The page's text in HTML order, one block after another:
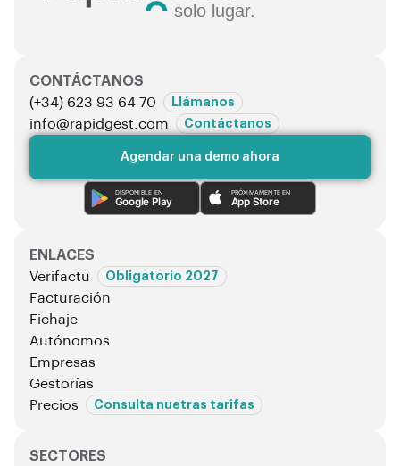
solo lugar.
CONTÁCTANOS
(+34) 623 93 64 70
Llámanos
info@rapidgest.com Contáctanos
Agendar una demo ahora
DISPONIBLE EN
Google Play
PRÓXIMAMENTE EN
App Store
ENLACES
Verifactu
Obligatorio 2027
Facturación
Fichaje
Autónomos
Empresas
Gestorías
Precios
Consulta nuetras tarifas
SECTORES